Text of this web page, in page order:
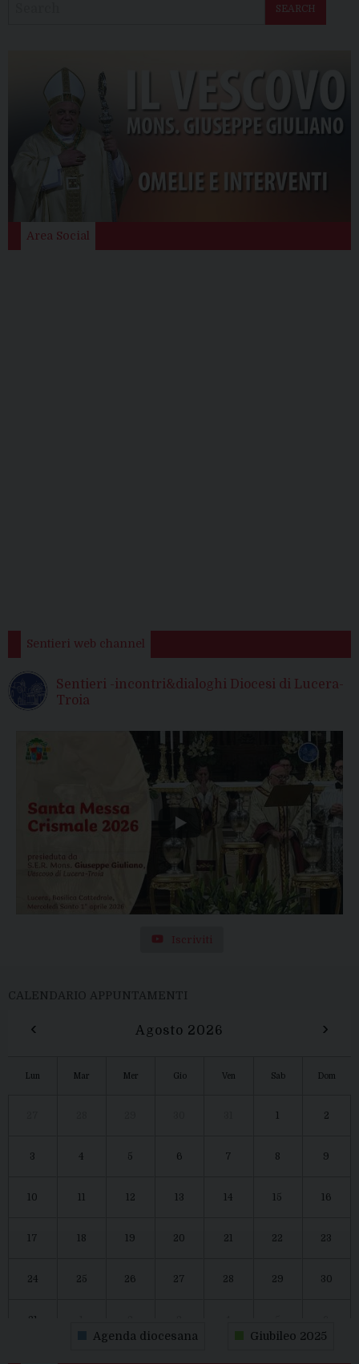
SEARCH
Area Social
Sentieri web channel
Sentieri -incontri&dialoghi Diocesi di Lucera-
Troia
Iscriviti
CALENDARIO APPUNTAMENTI
‹ Agosto 2026 ›
Lun Mar Mer Gio Ven Sab Dom
2
3 4 5 6 7 8 9
10 12 13 14 15 16
17 18 19 20 21 22 23
24 25 26 27 28 29 30
31
Agenda diocesana Giubileo 2025